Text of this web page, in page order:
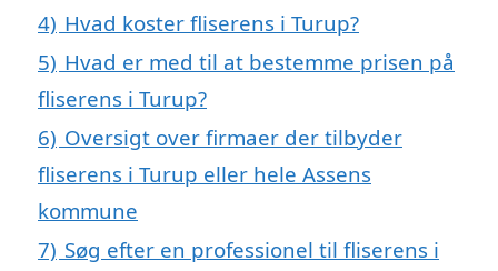
4) Hvad koster fliserens i Turup?
5) Hvad er med til at bestemme prisen på
fliserens i Turup?
6) Oversigt over firmaer der tilbyder
fliserens i Turup eller hele Assens
kommune
7) Søg efter en professionel til fliserens i